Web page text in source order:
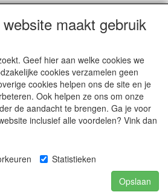
maakt gebruik
Geef hier aan welke cookies we
cookies verzamelen geen
cookies helpen ons de site en je
Ook helpen ze ons om onze
de aandacht te brengen. Ga je voor
inclusief alle voordelen? Vink dan
Statistieken
Opslaan